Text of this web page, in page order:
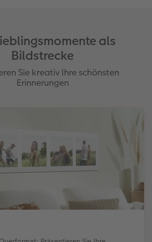
als
Bildstrecke
Sie kreativ Ihre schönsten
Erinnerungen